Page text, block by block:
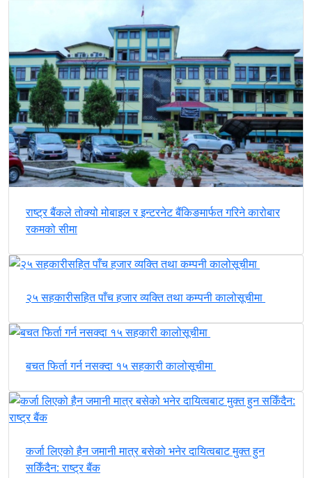
राष्ट्र बैंकले तोक्यो मोबाइल र इन्टरनेट बैंकिङमार्फत गरिने कारोबार
रकमको सीमा
२५ सहकारीसहित पाँच हजार व्यक्ति तथा कम्पनी कालोसूचीमा
बचत फिर्ता गर्न नसक्दा १५ सहकारी कालोसूचीमा
कर्जा लिएको हैन जमानी मात्र बसेको भनेर दायित्वबाट मुक्त हुन
सकिँदैन: राष्ट्र बैंक